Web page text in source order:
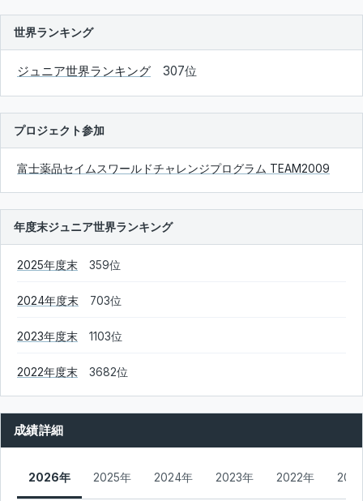
世界ランキング
ジュニア世界ランキング 307位
プロジェクト参加
富士薬品セイムスワールドチャレンジプログラム TEAM2009
年度末ジュニア世界ランキング
2025年度末 359位
2024年度末 703位
2023年度末 1103位
2022年度末 3682位
成績詳細
2026年 2025年 2024年 2023年 2022年